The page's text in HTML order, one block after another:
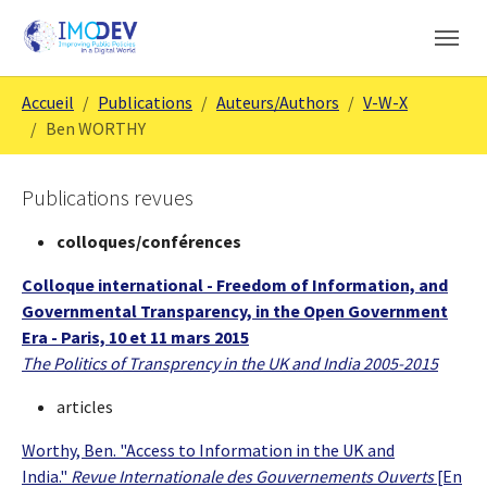
Accueil Publications Auteurs/Authors
V-W-X
Ben WORTHY
Publications revues
colloques/conférences
Colloque international - Freedom of Information, and
Governmental Transparency, in the Open Government
Era - Paris, 10 et 11 mars 2015
The Politics of Transprency in the UK and India 2005-2015
articles
Worthy, Ben. "Access to Information in the UK and
India." Revue Internationale des Gouvernements Ouverts[En